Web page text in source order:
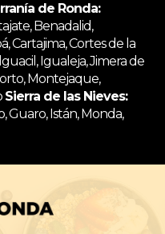
de Ronda:
Benadalid,
Cartajima, Cortes de la
Igualeja, Jimera de
Montejaque,
Sierra de las Nieves:
Guaro, Istán, Monda,